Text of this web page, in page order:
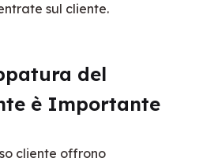
sul cliente.
del
è Importante
cliente offrono